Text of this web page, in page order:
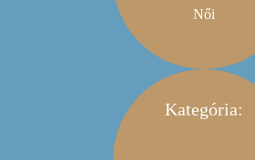
Női
Kategória: